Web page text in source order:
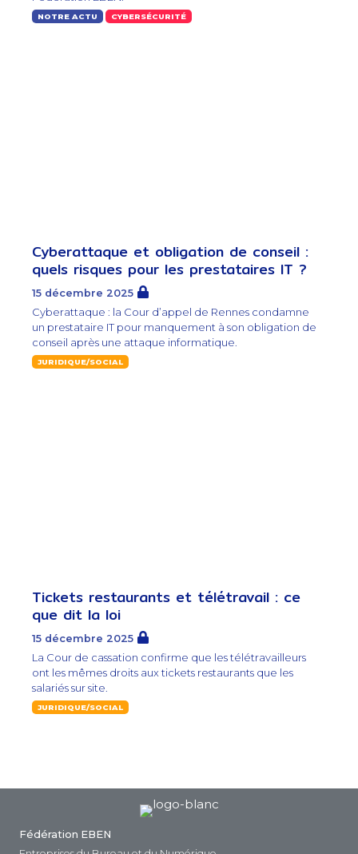
NOTRE ACTU CYBERSÉCURITÉ
Cyberattaque et obligation de conseil :
quels risques pour les prestataires IT ?
15 décembre 2025
Cyberattaque : la Cour d’appel de Rennes condamne
un prestataire IT pour manquement à son obligation de
conseil après une attaque informatique.
JURIDIQUE/SOCIAL
Tickets restaurants et télétravail : ce
que dit la loi
15 décembre 2025
La Cour de cassation confirme que les télétravailleurs
ont les mêmes droits aux tickets restaurants que les
salariés sur site.
JURIDIQUE/SOCIAL
Fédération EBEN